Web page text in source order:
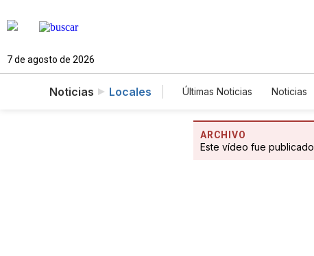
7 de agosto de 2026
Noticias Locales Últimas Noticias Noticias
ARCHIVO
Este vídeo fue